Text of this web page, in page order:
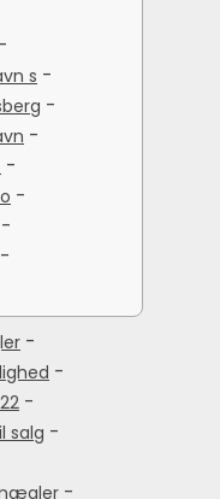
-
s -
-
-
-
-
-
-
-
-
-
salg -
-